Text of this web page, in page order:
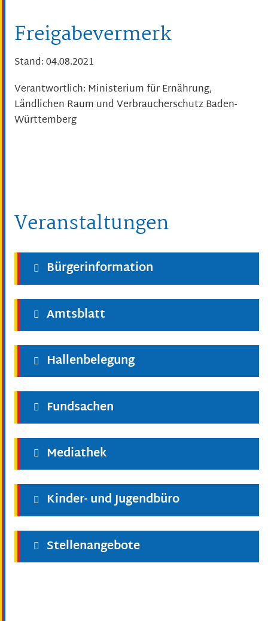
Freigabevermerk
Stand: 04.08.2021
Verantwortlich: Ministerium für Ernährung,
Ländlichen Raum und Verbraucherschutz Baden-
Württemberg
Veranstaltungen
Bürgerinformation
Amtsblatt
Hallenbelegung
Fundsachen
Mediathek
Kinder- und Jugendbüro
Stellenangebote